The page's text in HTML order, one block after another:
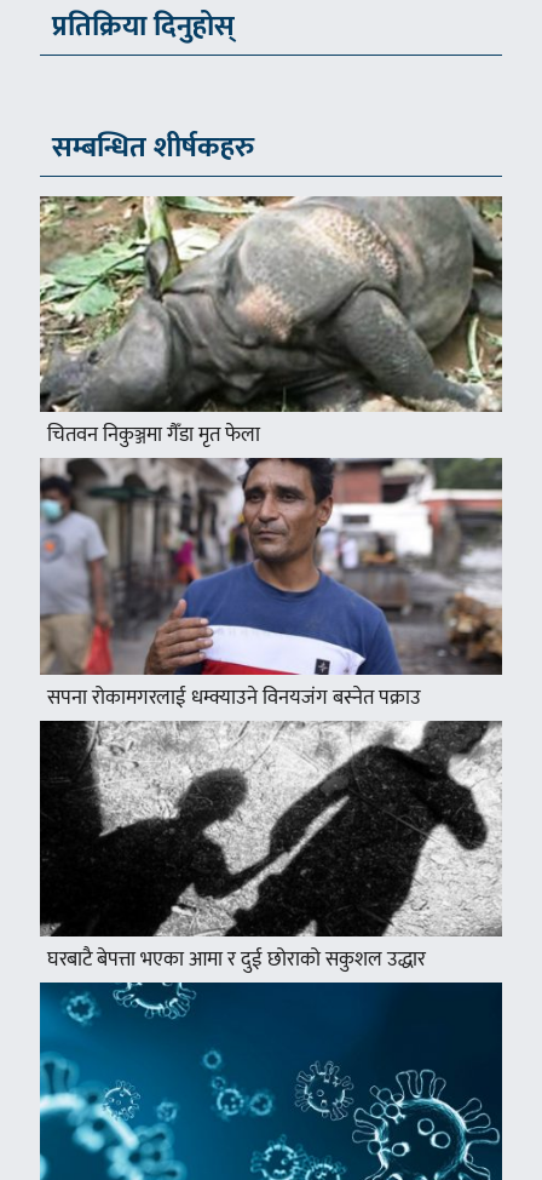
प्रतिक्रिया दिनुहोस्
सम्बन्धित शीर्षकहरु
चितवन निकुञ्जमा गैँडा मृत फेला
सपना रोकामगरलाई धम्क्याउने विनयजंग बस्नेत पक्राउ
घरबाटै बेपत्ता भएका आमा र दुई छोराको सकुशल उद्धार